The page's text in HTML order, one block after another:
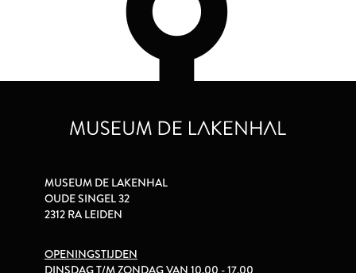
MUSEUM DE LAKENHAL
OUDE SINGEL 32
2312 RA LEIDEN
OPENINGSTIJDEN